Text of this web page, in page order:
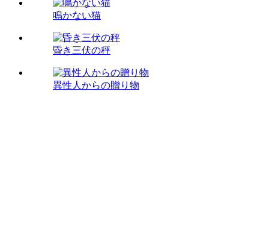
鳴かない猫
昏き三伏の秤
異性人からの贈り物